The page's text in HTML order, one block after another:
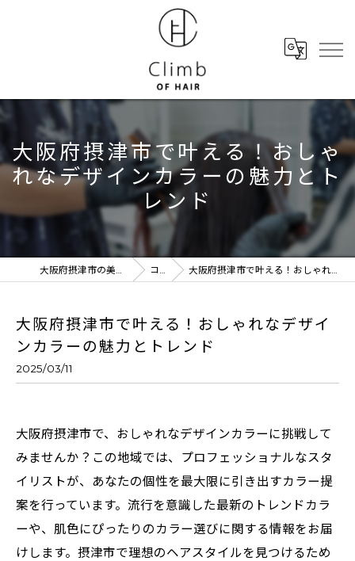
大阪府摂津市で叶える！おしゃ
れなデザインカラーの魅力とト
レンド
大阪府摂津市の美容室ならClimb of hair コラム 大阪府摂津市で叶える！おしゃれなデザインカラーの魅力とトレンド
大阪府摂津市で叶える！おしゃれなデザイ
ンカラーの魅力とトレンド
2025/03/11
大阪府摂津市で、おしゃれなデザインカラーに挑戦して
みませんか？この地域では、プロフェッショナルなスタ
イリストが、あなたの個性を最大限に引き出すカラー提
案を行っています。流行を意識した最新のトレンドカラ
ーや、肌色にぴったりのカラー選びに関する情報をお届
けします。摂津市で理想のヘアスタイルを見つけるため